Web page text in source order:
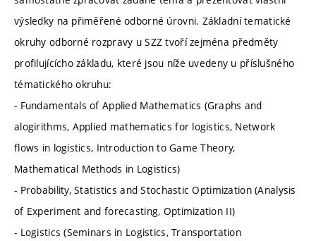
výsledky na přiměřené odborné úrovni. Základní tematické
okruhy odborné rozpravy u SZZ tvoří zejména předměty
profilujícícho základu, které jsou níže uvedeny u příslušného
tématického okruhu:
- Fundamentals of Applied Mathematics (Graphs and
alogirithms, Applied mathematics for logistics, Network
flows in logistics, Introduction to Game Theory,
Mathematical Methods in Logistics)
- Probability, Statistics and Stochastic Optimization (Analysis
of Experiment and forecasting, Optimization II)
- Logistics (Seminars in Logistics, Transportation